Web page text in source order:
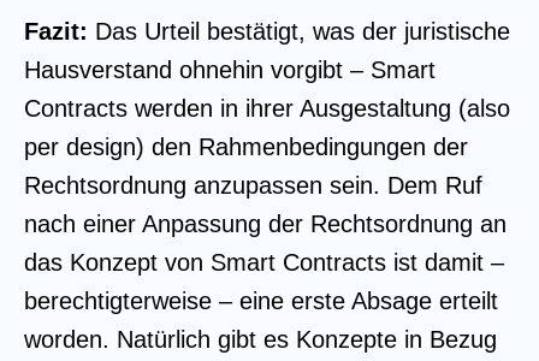
Fazit: Das Urteil bestätigt, was der juristische
Hausverstand ohnehin vorgibt – Smart
Contracts werden in ihrer Ausgestaltung (also
per design) den Rahmenbedingungen der
Rechtsordnung anzupassen sein. Dem Ruf
nach einer Anpassung der Rechtsordnung an
das Konzept von Smart Contracts ist damit –
berechtigterweise – eine erste Absage erteilt
worden. Natürlich gibt es Konzepte in Bezug